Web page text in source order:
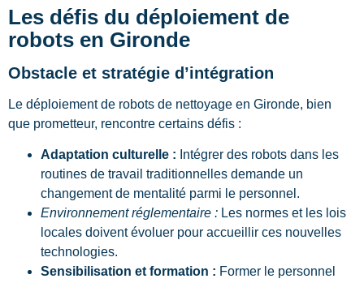
Les défis du déploiement de
robots en Gironde
Obstacle et stratégie d’intégration
Le déploiement de robots de nettoyage en Gironde, bien
que prometteur, rencontre certains défis :
Adaptation culturelle : Intégrer des robots dans les
routines de travail traditionnelles demande un
changement de mentalité parmi le personnel.
Environnement réglementaire : Les normes et les lois
locales doivent évoluer pour accueillir ces nouvelles
technologies.
Sensibilisation et formation : Former le personnel